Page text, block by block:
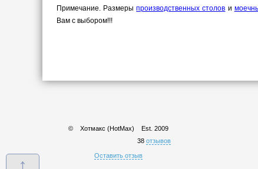
Примечание. Размерыпроизводственных столов и
Вам с выбором!!!
© Хотмакс (HotMax) Est. 2009
38 отзывов
Оставить отзыв